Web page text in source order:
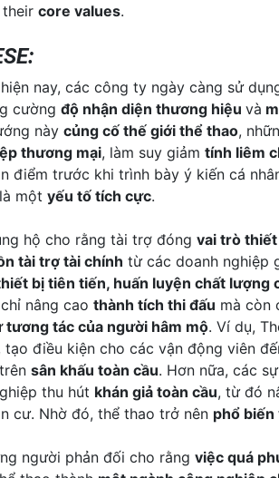
core values.
nay, các công ty ngày càng sử
cường độ nhận diện thương hiệu và
này củng cố thế giới thể thao,
thương mại, làm suy giảm tính liêm
điểm trước khi trình bày ý kiến cá
một yếu tố tích cực.
hộ cho rằng tài trợ đóng vai trò
tài trợ tài chính từ các doanh nghiệp
bị tiên tiến, huấn luyện chất lượng
nâng cao thành tích thi đấu mà còn
tương tác của người hâm mộ. Ví dụ,
tạo điều kiện cho các vận động viên
sân khấu toàn cầu. Hơn nữa, các
thu hút khán giả toàn cầu, từ đó
cư. Nhờ đó, thể thao trở nên phổ biến
người phản đối cho rằng việc quá